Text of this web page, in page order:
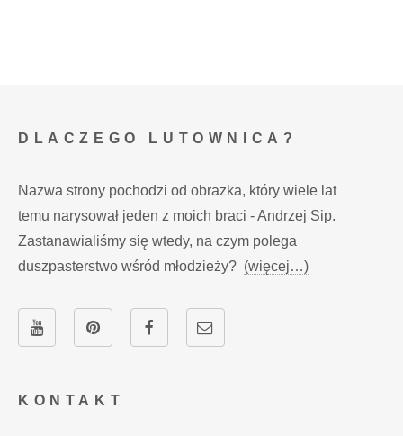
KONTAKT
DLACZEGO LUTOWNICA?
Nazwa strony pochodzi od obrazka, który wiele lat
temu narysował jeden z moich braci - Andrzej Sip.
Zastanawialiśmy się wtedy, na czym polega
duszpasterstwo wśród młodzieży? (więcej…)